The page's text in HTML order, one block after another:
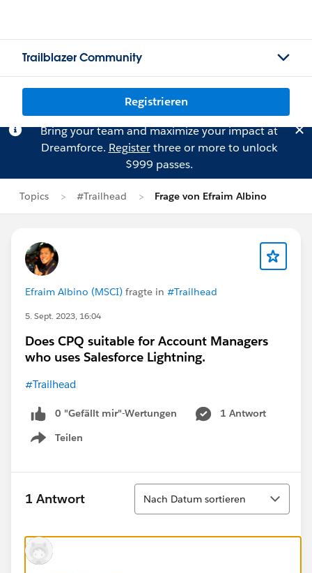
Trailblazer Community
Registrieren
Bring your team and maximize your impact at
Dreamforce. Registerthree or more to unlock
$999 passes.
Topics #Trailhead Frage von Efraim Albino
Efraim Albino (MSCI) fragte in #Trailhead
5. Sept. 2023, 16:04
Does CPQ suitable for Account Managers
who uses Salesforce Lightning.
#Trailhead
0 "Gefällt mir"-Wertungen
1 Antwort
Teilen
Show menu
1 Antwort
Sortieren
Nach Datum sortieren